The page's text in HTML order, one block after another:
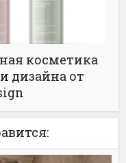
косметика
дизайна от